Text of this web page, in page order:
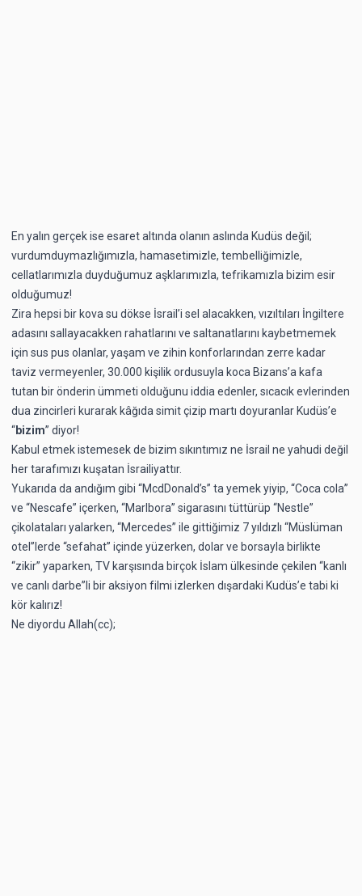
En yalın gerçek ise esaret altında olanın aslında Kudüs değil;
vurdumduymazlığımızla, hamasetimizle, tembelliğimizle,
cellatlarımızla duyduğumuz aşklarımızla, tefrikamızla bizim esir
olduğumuz!
Zira hepsi bir kova su dökse İsrail’i sel alacakken, vızıltıları İngiltere
adasını sallayacakken rahatlarını ve saltanatlarını kaybetmemek
için sus pus olanlar, yaşam ve zihin konforlarından zerre kadar
taviz vermeyenler, 30.000 kişilik ordusuyla koca Bizans’a kafa
tutan bir önderin ümmeti olduğunu iddia edenler, sıcacık evlerinden
dua zincirleri kurarak kâğıda simit çizip martı doyuranlar Kudüs’e
“bizim” diyor!
Kabul etmek istemesek de bizim sıkıntımız ne İsrail ne yahudi değil
her tarafımızı kuşatan İsrailiyattır.
Yukarıda da andığım gibi “McdDonald’s” ta yemek yiyip, “Coca cola”
ve “Nescafe” içerken, “Marlbora” sigarasını tüttürüp “Nestle”
çikolataları yalarken, “Mercedes” ile gittiğimiz 7 yıldızlı “Müslüman
otel”lerde “sefahat” içinde yüzerken, dolar ve borsayla birlikte
“zikir” yaparken, TV karşısında birçok İslam ülkesinde çekilen “kanlı
ve canlı darbe”li bir aksiyon filmi izlerken dışardaki Kudüs’e tabi ki
kör kalırız!
Ne diyordu Allah(cc);